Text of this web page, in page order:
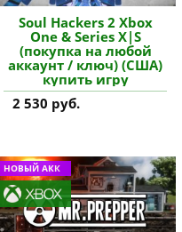
Soul Hackers 2 Xbox
One & Series X|S
(покупка на любой
аккаунт / ключ) (США)
купить игру
2 530 руб.
НОВЫЙ АКК